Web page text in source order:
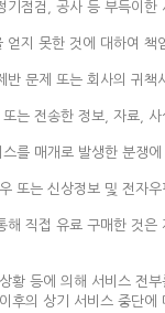
점검, 공사 등 부득이
지 못한 것에 대하여
문제 또는 회사의 귀
는 전송한 정보, 자료,
를 매개로 발생한 분쟁
또는 신상정보 및 전자
해 직접 유료 구매한 것
황 등에 의해 서비스 전
후의 상기 서비스 중단